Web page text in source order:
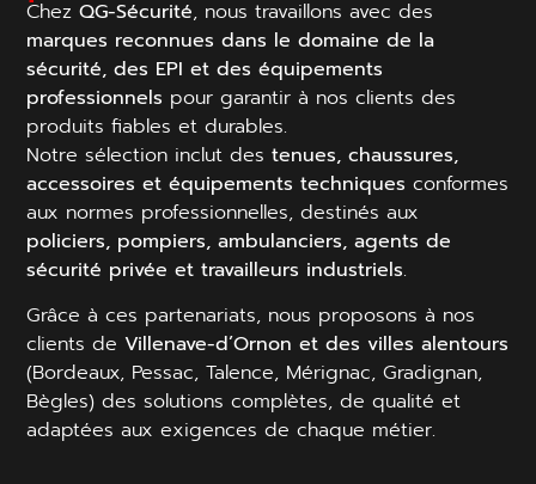
ChezQG-Sécurité, nous travaillons avec des
marques reconnues dans le domaine de la
sécurité, des EPI et des équipements
professionnels pour garantir à nos clients des
produits fiables et durables.
Notre sélection inclut destenues, chaussures,
accessoires et équipements techniques conformes
aux normes professionnelles, destinés aux
policiers, pompiers, ambulanciers, agents de
sécurité privée et travailleurs industriels.
Grâce à ces partenariats, nous proposons à nos
clients de Villenave-d’Ornon et des villes alentours
(Bordeaux, Pessac, Talence, Mérignac, Gradignan,
Bègles) des solutions complètes, de qualité et
adaptées aux exigences de chaque métier.